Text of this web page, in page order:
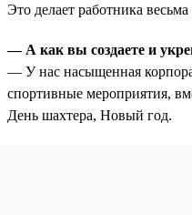
Это делает работника
— А как вы создаете и
— У нас насыщенная
спортивные мероприятия,
День шахтера, Новый год.